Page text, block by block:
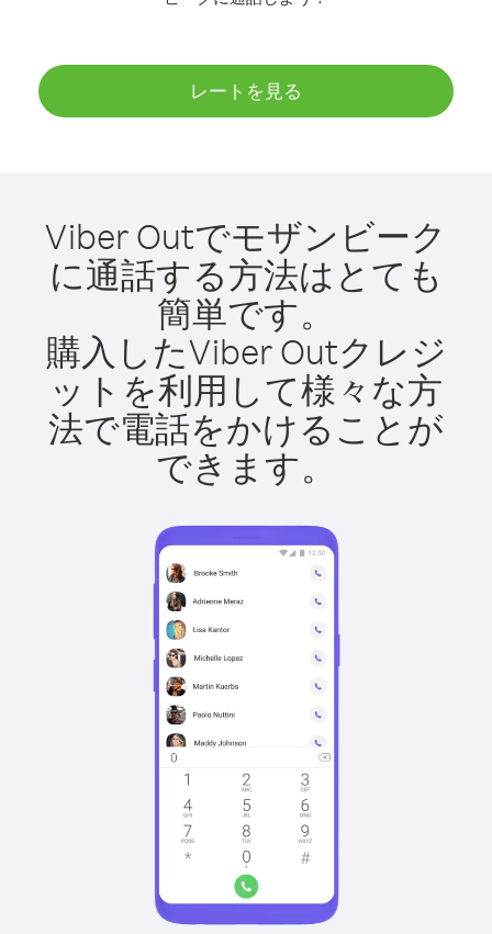
レートを見る
Viber Outでモザンビーク
に通話する方法はとても
簡単です。
購入したViber Outクレジ
ットを利用して様々な方
法で電話をかけることが
できます。